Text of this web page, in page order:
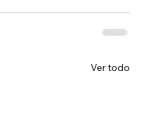
Ver todo